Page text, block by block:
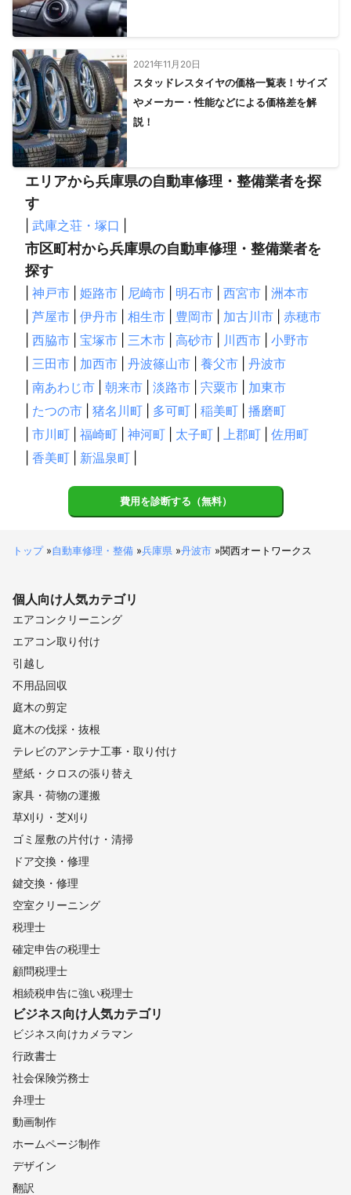
2021年11月20日
スタッドレスタイヤの価格一覧表！サイズ
やメーカー・性能などによる価格差を解
説！
エリアから兵庫県の自動車修理・整備業者を探
す
武庫之荘・塚口
市区町村から兵庫県の自動車修理・整備業者を
探す
神戸市 姫路市 尼崎市 明石市 西宮市
洲本市
芦屋市 伊丹市 相生市 豊岡市 加古川市
赤穂市
西脇市 宝塚市 三木市 高砂市 川西市
小野市
三田市 加西市 丹波篠山市 養父市
丹波市
南あわじ市 朝来市 淡路市 宍粟市
加東市
たつの市 猪名川町 多可町 稲美町
播磨町
市川町 福崎町 神河町 太子町 上郡町
佐用町
香美町 新温泉町
費用を診断する（無料）
トップ»自動車修理・整備 »兵庫県 »丹波市 »関西オートワークス
個人向け人気カテゴリ
エアコンクリーニング
エアコン取り付け
引越し
不用品回収
庭木の剪定
庭木の伐採・抜根
テレビのアンテナ工事・取り付け
壁紙・クロスの張り替え
家具・荷物の運搬
草刈り・芝刈り
ゴミ屋敷の片付け・清掃
ドア交換・修理
鍵交換・修理
空室クリーニング
税理士
確定申告の税理士
顧問税理士
相続税申告に強い税理士
ビジネス向け人気カテゴリ
ビジネス向けカメラマン
行政書士
社会保険労務士
弁理士
動画制作
ホームページ制作
デザイン
翻訳